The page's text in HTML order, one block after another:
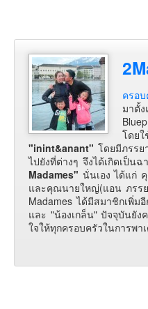
ครอ
มาตั้
โดย
"inint&anant" โดยมีภรรย
ไปยังที่ต่างๆ จึงได้เกิดเป็นฉ
Madames" นั่นเอง ได้แก่
และคุณนายใหญ่(แอน ภรร
Madames ได้มีสมาชิกเพิ่ม
และ "น้องเกล็น" ปัจจุบันยัง
ใจให้ทุกครอบครัวในการพา